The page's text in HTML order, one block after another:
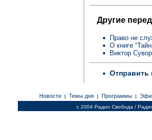
Другие
Право не
О книге
Виктор
Отправить
Новости | Темы дня | Программы |
c 2004 Радио Свобода /